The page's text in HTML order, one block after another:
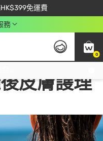
免運費
盡享獨家優惠
NEWAPP 即減$50
務
0
皮膚謢理